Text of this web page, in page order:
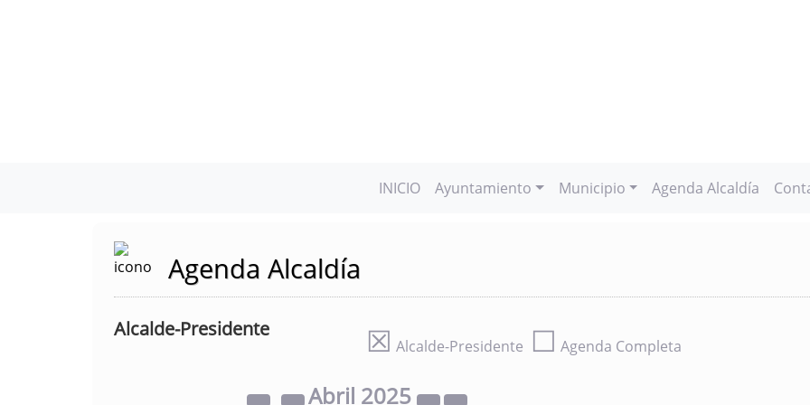
INICIO Ayuntamiento Municipio Agenda Alcaldía
Agenda Alcaldía
Alcalde-Presidente ☒ Alcalde-Presidente ☐ Agenda Completa
Abril 2025